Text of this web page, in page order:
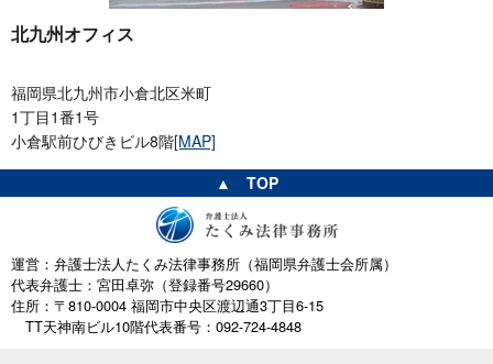
北九州オフィス
福岡県北九州市小倉北区米町
1丁目1番1号
小倉駅前ひびきビル8階[MAP]
▲ TOP
運営：弁護士法人たくみ法律事務所（福岡県弁護士会所属）
代表弁護士：宮田卓弥（登録番号29660）
住所：〒810-0004 福岡市中央区渡辺通3丁目6-15
TT天神南ビル10階代表番号：092-724-4848